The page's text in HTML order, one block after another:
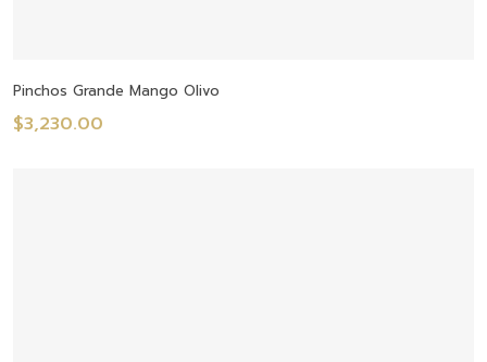
Añadir Al Carrito
Pinchos Grande Mango Olivo
$3,230.00